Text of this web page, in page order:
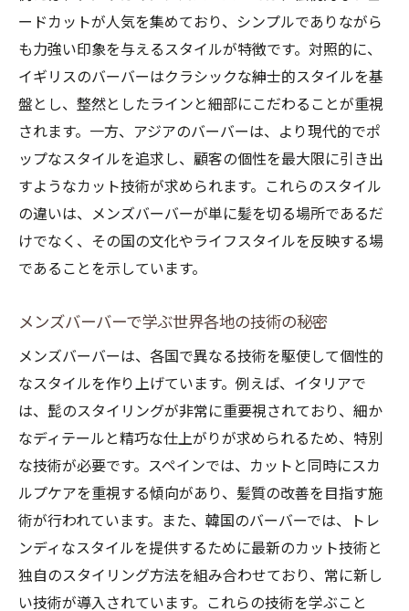
ードカットが人気を集めており、シンプルでありながら
も力強い印象を与えるスタイルが特徴です。対照的に、
イギリスのバーバーはクラシックな紳士的スタイルを基
盤とし、整然としたラインと細部にこだわることが重視
されます。一方、アジアのバーバーは、より現代的でポ
ップなスタイルを追求し、顧客の個性を最大限に引き出
すようなカット技術が求められます。これらのスタイル
の違いは、メンズバーバーが単に髪を切る場所であるだ
けでなく、その国の文化やライフスタイルを反映する場
であることを示しています。
メンズバーバーで学ぶ世界各地の技術の秘密
メンズバーバーは、各国で異なる技術を駆使して個性的
なスタイルを作り上げています。例えば、イタリアで
は、髭のスタイリングが非常に重要視されており、細か
なディテールと精巧な仕上がりが求められるため、特別
な技術が必要です。スペインでは、カットと同時にスカ
ルプケアを重視する傾向があり、髪質の改善を目指す施
術が行われています。また、韓国のバーバーでは、トレ
ンディなスタイルを提供するために最新のカット技術と
独自のスタイリング方法を組み合わせており、常に新し
い技術が導入されています。これらの技術を学ぶこと